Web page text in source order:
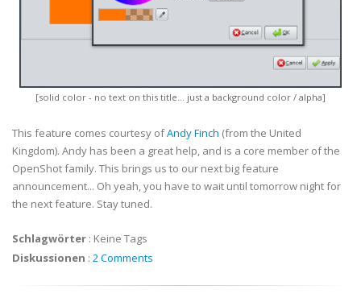
[solid color - no text on this title... just a background color / alpha]
This feature comes courtesy ofAndy Finch (from the United
Kingdom). Andy has been a great help, and is a core member of the
OpenShot family. This brings us to our next big feature
announcement... Oh yeah, you have to wait until tomorrow night for
the next feature. Stay tuned.
Schlagwörter : Keine Tags
Diskussionen : 2 Comments